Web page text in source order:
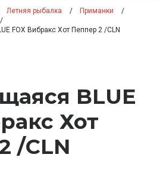
Летняя рыбалка
Приманки
FOX Вибракс Хот Пеппер 2 /CLN
BLUE
Хот
/CLN